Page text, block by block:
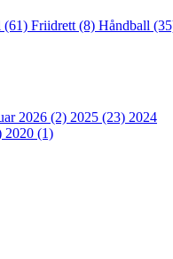
(61) Friidrett (8) Håndball
2026 (2) 2025 (23) 2024
2020 (1)